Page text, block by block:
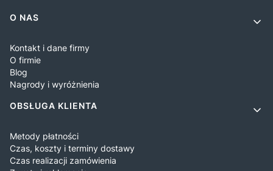
Linki w stopce
O NAS
Kontakt i dane firmy
O firmie
Blog
Nagrody i wyróżnienia
OBSŁUGA KLIENTA
Metody płatności
Czas, koszty i terminy dostawy
Czas realizacji zamówienia